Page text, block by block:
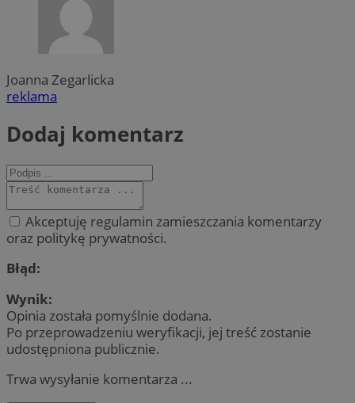
Joanna Zegarlicka
reklama
Dodaj komentarz
Akceptuję regulamin zamieszczania komentarzy
oraz politykę prywatności.
Błąd:
Wynik:
Opinia została pomyślnie dodana.
Po przeprowadzeniu weryfikacji, jej treść zostanie
udostępniona publicznie.
Trwa wysyłanie komentarza ...